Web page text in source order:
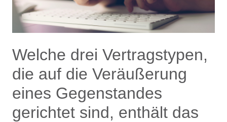
Welche drei Vertragstypen,
die auf die Veräußerung
eines Gegenstandes
gerichtet sind, enthält das